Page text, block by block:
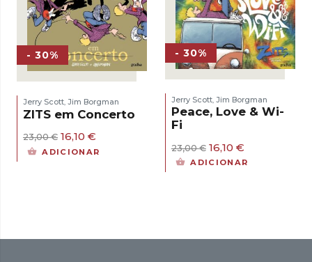
- 30%
Jerry Scott Jim Borgman
ZITS em Concerto
23,00€ O
preço
16,10 €
preço
ADICIONAR
- 30%
Jerry Scott, Jim Borgman
Peace, Love & Wi-
Fi
23,00€ O
preço
16,10 €O
preço
ADICIONAR